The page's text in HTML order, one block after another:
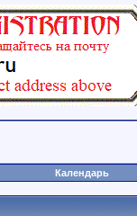
Календарь